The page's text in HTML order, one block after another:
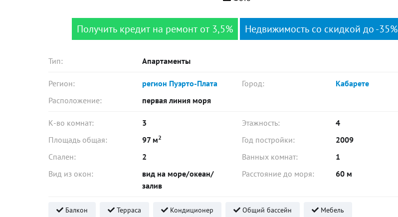
Получить кредит на ремонт от 3,5% Недвижимость со скидкой до -35%
Тип: Апартаменты
Регион: регион Пуэрто-Плата Город:
Кабарете
Расположение:
первая линия моря
К-во комнат: 3 Этажность:
4
Площадь общая:
97 м2 Год постройки:
2009
Спален:
2 Ванных комнат:
1
Вид из окон:
вид на море/океан/
залив
Расстояние до моря: 60 м
Балкон Терраса Кондиционер Общий бассейн Мебель